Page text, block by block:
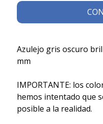
Azulejo gris oscuro
mm
IMPORTANTE: los
hemos intentado que
posible a la realidad.